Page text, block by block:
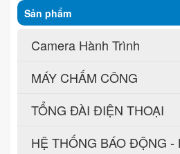
Sản phẩm
Camera Hành Trình
MÁY CHẤM CÔNG
TỔNG ĐÀI ĐIỆN THOẠI
HỆ THỐNG BÁO ĐỘNG -